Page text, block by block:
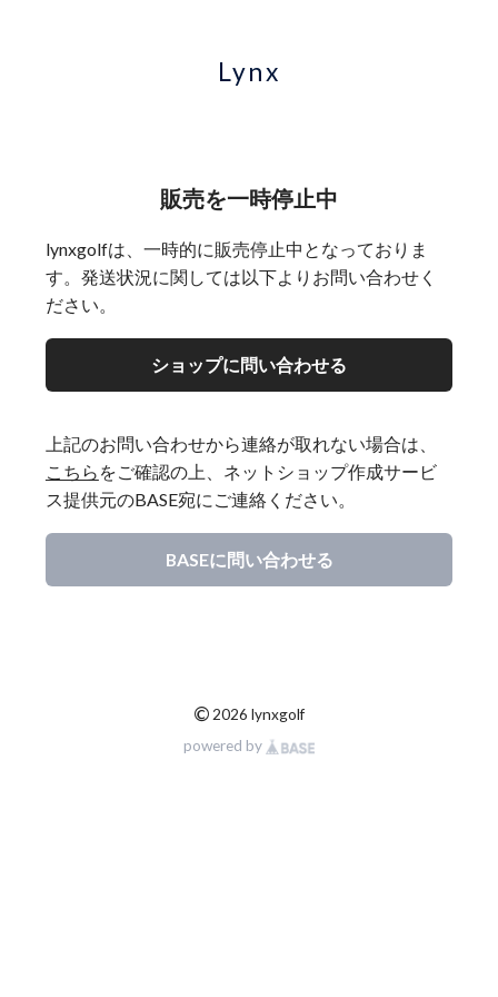
Lynx
販売を一時停止中
lynxgolfは、一時的に販売停止中となっておりま
す。発送状況に関しては以下よりお問い合わせく
ださい。
ショップに問い合わせる
上記のお問い合わせから連絡が取れない場合は、
こちら をご確認の上、ネットショップ作成サービ
ス提供元のBASE宛にご連絡ください。
BASEに問い合わせる
© 2026 lynxgolf
powered by